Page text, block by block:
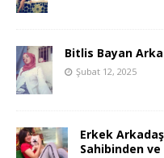
Bitlis Bayan
Şubat 12, 2025
Erkek
Sahibinden